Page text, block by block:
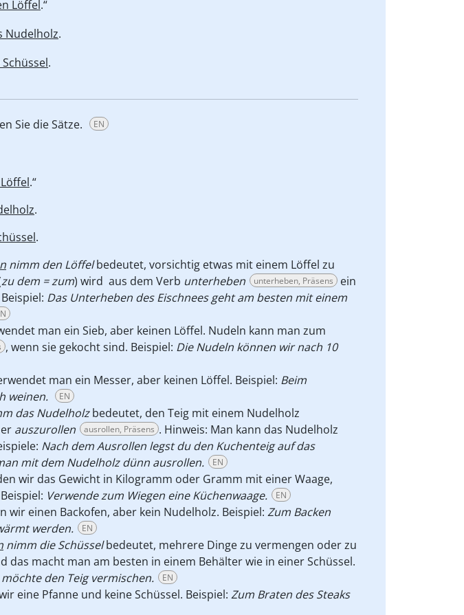
Löffel .“
Nudelholz.
.
Sie die Sätze. EN
.“
.
.
nimm den Löffelbedeutet, vorsichtig etwas mit einem Löffel zu
zu dem = zum) wird aus dem Verb unterheben unterheben, Präsens
ein
Das Unterheben des Eischnees geht am besten mit einem
man ein Sieb, aber keinen Löffel. Nudeln kann man zum
, wenn sie gekocht sind. Beispiel: Die Nudeln können wir nach 10
man ein Messer, aber keinen Löffel. Beispiel: Beim
weinen.
EN
das Nudelholzbedeutet, den Teig mit einem Nudelholz
auszurollen ausrollen, Präsens . Hinweis: Man kann das Nudelholz
Nach dem Ausrollen legst du den Kuchenteig auf das
mit dem Nudelholz dünn ausrollen.
EN
wir das Gewicht in Kilogramm oder Gramm mit einer Waage,
Verwende zum Wiegen eine Küchenwaage. EN
wir einen Backofen, aber kein Nudelholz. Beispiel: Zum Backen
werden.
EN
nimm die Schüsselbedeutet, mehrere Dinge zu vermengen oder zu
das macht man am besten in einem Behälter wie in einer Schüssel.
den Teig vermischen. EN
eine Pfanne und keine Schüssel. Beispiel: Zum Braten des Steaks